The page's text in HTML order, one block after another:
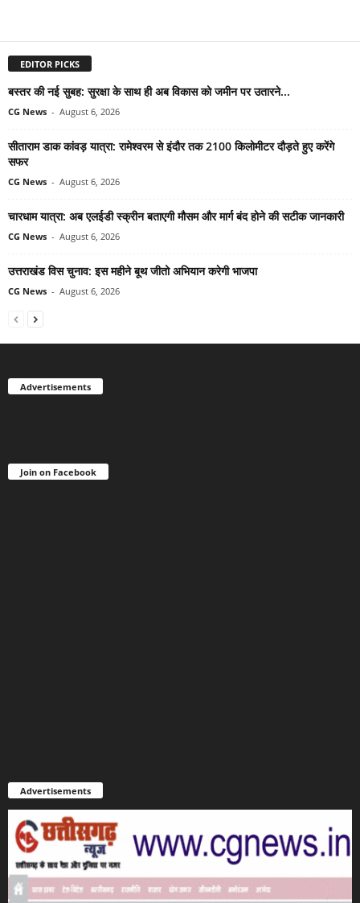
EDITOR PICKS
बस्तर की नई सुबह: सुरक्षा के साथ ही अब विकास को जमीन पर उतारने...
CG News - August 6, 2026
सीताराम डाक कांवड़ यात्रा: रामेश्वरम से इंदौर तक 2100 किलोमीटर दौड़ते हुए करेंगे
सफर
CG News - August 6, 2026
चारधाम यात्रा: अब एलईडी स्क्रीन बताएगी मौसम और मार्ग बंद होने की सटीक जानकारी
CG News - August 6, 2026
उत्तराखंड विस चुनाव: इस महीने बूथ जीतो अभियान करेगी भाजपा
CG News - August 6, 2026
Advertisements
Join on Facebook
Advertisements